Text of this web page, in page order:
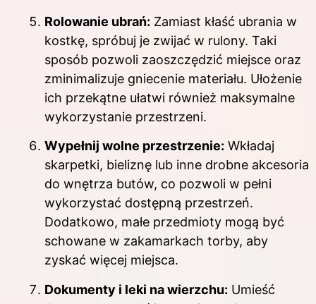
Rolowanie ubrań: Zamiast kłaść ubrania w
kostkę, spróbuj je zwijać w rulony. Taki
sposób pozwoli zaoszczędzić miejsce oraz
zminimalizuje gniecenie materiału. Ułożenie
ich przekątne ułatwi również maksymalne
wykorzystanie przestrzeni.
Wypełnij wolne przestrzenie: Wkładaj
skarpetki, bieliznę lub inne drobne akcesoria
do wnętrza butów, co pozwoli w pełni
wykorzystać dostępną przestrzeń.
Dodatkowo, małe przedmioty mogą być
schowane w zakamarkach torby, aby
zyskać więcej miejsca.
Dokumenty i leki na wierzchu: Umieść